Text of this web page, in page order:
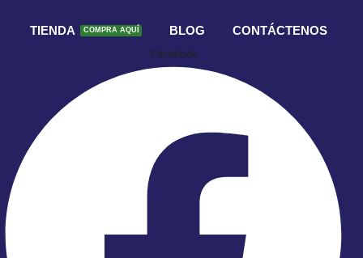
TIENDA COMPRA AQUÍ BLOG CONTÁCTENOS
Facebook